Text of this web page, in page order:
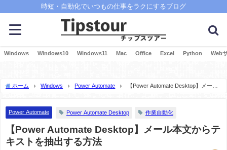
時短・自動化でいつもの仕事をラクにするブログ
Windows Windows10 Windows11 Mac Office Excel Python Web
ホーム Windows Power Automate
【Power Automate Desktop】メール
Power Automate Power Automate Desktop 作業自動化
【Power Automate Desktop】メール本文からテ
キストを抽出する方法